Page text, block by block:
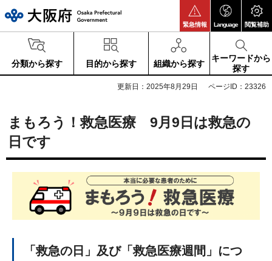
緊急情報 Language 閲覧補助
分類から探す 目的から探す 組織から探す
キーワードから
探す
更新日：2025年8月29日 ページID：23326
まもろう！救急医療 9月9日は救急の
日です
「救急の日」及び「救急医療週間」につ